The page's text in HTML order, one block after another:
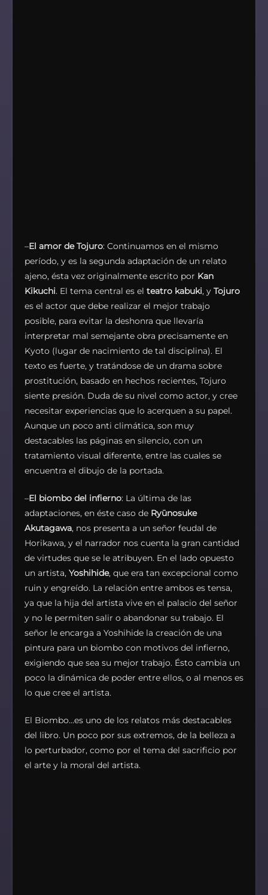
–El amor de Tojuro: Continuamos en el mismo
período, y es la segunda adaptación de un relato
ajeno, ésta vez originalmente escrito por Kan
Kikuchi. El tema central es el teatro kabuki, y Tojuro
es el actor que debe realizar el mejor trabajo
posible, para evitar la deshonra que llevaría
interpretar mal semejante obra precisamente en
Kyoto (lugar de nacimiento de tal disciplina). El
texto es fuerte, y tratándose de un drama sobre
prostitución, basado en hechos recientes, Tojuro
siente presión. Duda de su nivel como actor, y cree
necesitar experiencias que lo acerquen a su papel.
Aunque un poco anti climática, son muy
destacables las páginas en silencio, con un
tratamiento visual diferente, entre las cuales se
encuentra el dibujo de la portada.
–El biombo del infierno: La última de las
adaptaciones, en éste caso de Ryūnosuke
Akutagawa, nos presenta a un señor feudal de
Horikawa, y el narrador nos cuenta la gran cantidad
de virtudes que se le atribuyen. En el lado opuesto
un artista, Yoshihide, que era tan excepcional como
ruin y engreído. La relación entre ambos es tensa,
ya que la hija del artista vive en el palacio del señor
y no le permiten salir o abandonar su trabajo. El
señor le encarga a Yoshihide la creación de una
pintura para un biombo con motivos del infierno,
exigiendo que sea su mejor trabajo. Ésto cambia un
poco la dinámica de poder entre ellos, o al menos es
lo que cree el artista.
El Biombo…es uno de los relatos más destacables
del libro. Un poco por sus extremos, de la belleza a
lo perturbador, como por el tema del sacrificio por
el arte y la moral del artista.